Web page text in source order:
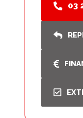
03